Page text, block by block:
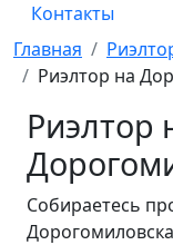
Контакты
Главная
Риэлтор на
Риэлтор
Собираетесь